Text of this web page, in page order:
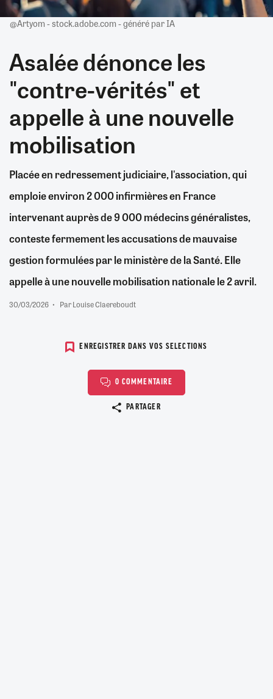
@Artyom - stock.adobe.com - généré par IA
Asalée dénonce les
"contre-vérités" et
appelle à une nouvelle
mobilisation
Placée en redressement judiciaire, l'association, qui
emploie environ 2 000 infirmières en France
intervenant auprès de 9 000 médecins généralistes,
conteste fermement les accusations de mauvaise
gestion formulées par le ministère de la Santé. Elle
appelle à une nouvelle mobilisation nationale le 2 avril.
30/03/2026 Par Louise Claereboudt
ENREGISTRER DANS VOS SELECTIONS
0 COMMENTAIRE
PARTAGER